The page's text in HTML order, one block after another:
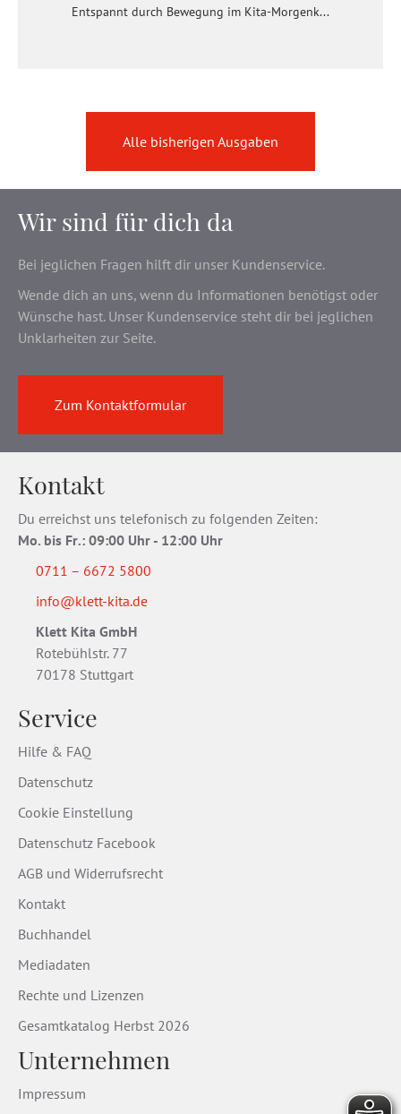
Entspannt durch Bewegung im Kita-Morgenk...
Alle bisherigen Ausgaben
Wir sind für dich da
Bei jeglichen Fragen hilft dir unser Kundenservice.
Wende dich an uns, wenn du Informationen benötigst oder
Wünsche hast. Unser Kundenservice steht dir bei jeglichen
Unklarheiten zur Seite.
Zum Kontaktformular
Kontakt
Du erreichst uns telefonisch zu folgenden Zeiten:
Mo. bis Fr.: 09:00 Uhr - 12:00 Uhr
0711 – 6672 5800
info@klett-kita.de
Klett Kita GmbH
Rotebühlstr. 77
70178 Stuttgart
Service
Hilfe & FAQ
Datenschutz
Cookie Einstellung
Datenschutz Facebook
AGB und Widerrufsrecht
Kontakt
Buchhandel
Mediadaten
Rechte und Lizenzen
Gesamtkatalog Herbst 2026
Unternehmen
Impressum